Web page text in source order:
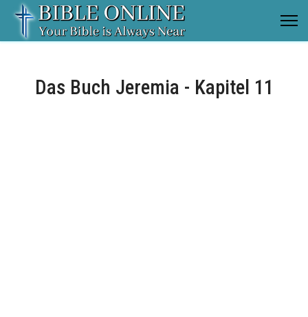
Das Buch Jeremia - Kapitel 11